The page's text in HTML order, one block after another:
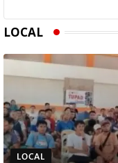
LOCAL
LOCAL